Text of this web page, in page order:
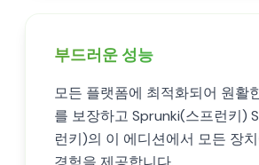
부드러운 성능
모든 플랫폼에 최적화되어 원활
를 보장하고 Sprunki(스프런키)
런키)의 이 에디션에서 모든 장